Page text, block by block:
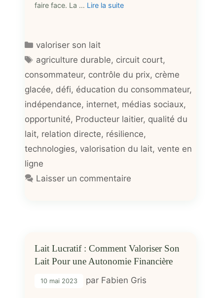
faire face. La … Lire la suite
Catégories
valoriser son lait
Étiquettes
agriculture durable, circuit court,
consommateur, contrôle du prix, crème
glacée, défi, éducation du consommateur,
indépendance, internet, médias sociaux,
opportunité, Producteur laitier, qualité du
lait, relation directe, résilience,
technologies, valorisation du lait, vente en
ligne
Laisser un commentaire
Lait Lucratif : Comment Valoriser Son
Lait Pour une Autonomie Financière
10 mai 2023 par Fabien Gris